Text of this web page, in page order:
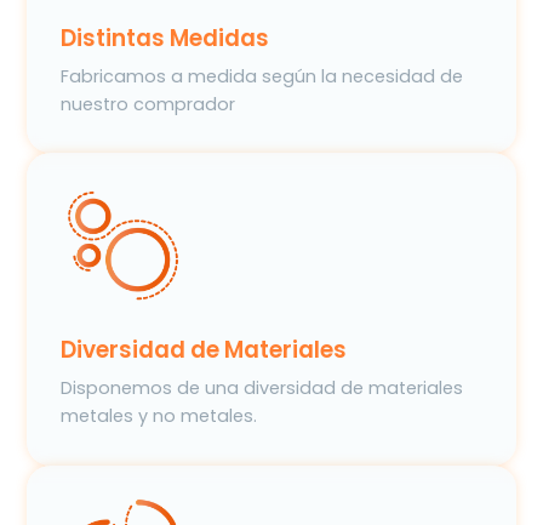
Distintas Medidas
Fabricamos a medida según la necesidad de
nuestro comprador
Diversidad de Materiales
Disponemos de una diversidad de materiales
metales y no metales.